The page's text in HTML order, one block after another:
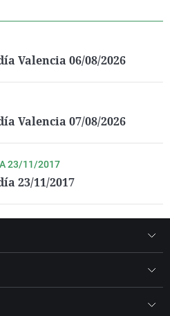
Valencia 06/08/2026
Valencia 07/08/2026
23/11/2017
23/11/2017